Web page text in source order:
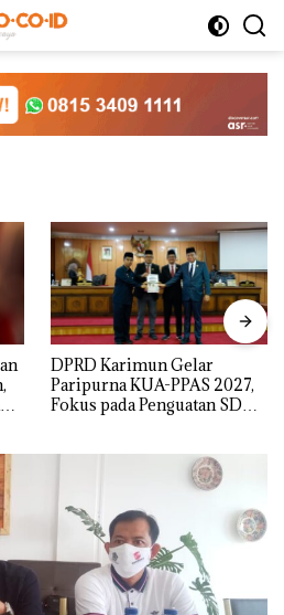
DPRD Karimun Gelar
Paripurna KUA-PPAS 2027,
Fokus pada Penguatan SDM,